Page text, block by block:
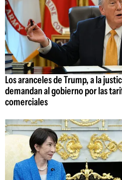
Los aranceles de Trump, a la
demandan al gobierno por las
comerciales